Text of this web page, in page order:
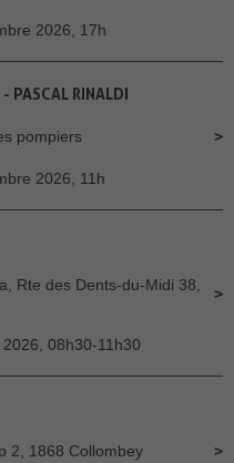
2026, 17h
PASCAL RINALDI
pompiers
2026, 11h
Rte des Dents-du-Midi 38,
08h30-11h30
2, 1868 Collombey